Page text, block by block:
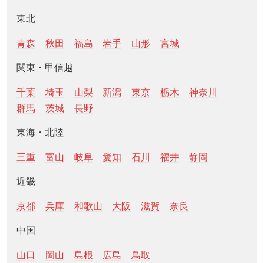
東北
青森 秋田 福島 岩手 山形 宮城
関東・甲信越
千葉 埼玉 山梨 新潟 東京 栃木
神奈川
群馬
茨城 長野
東海・北陸
三重 富山 岐阜 愛知 石川 福井 静岡
近畿
京都 兵庫 和歌山 大阪 滋賀 奈良
中国
山口 岡山 島根 広島
鳥取